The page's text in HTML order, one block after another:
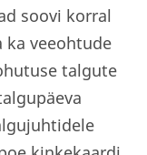
soovi korral
ka veeohtude
talgute